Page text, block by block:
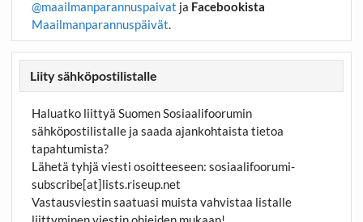
@maailmanparannuspaivat ja Facebookista
Maailmanparannuspäivät
Liity sähköpostilistalle
Haluatko liittyä Suomen Sosiaalifoorumin
sähköpostilistalle ja saada ajankohtaista tietoa
tapahtumista?
Lähetä tyhjä viesti osoitteeseen: sosiaalifoorumi-
subscribe[at]lists.riseup.net
Vastausviestin saatuasi muista vahvistaa listalle